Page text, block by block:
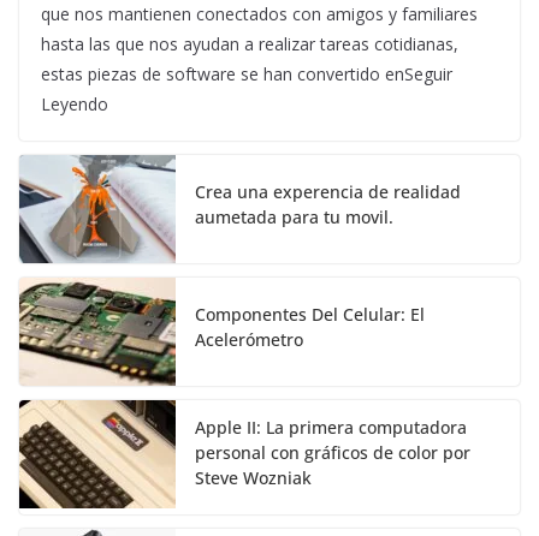
que nos mantienen conectados con amigos y familiares
hasta las que nos ayudan a realizar tareas cotidianas,
estas piezas de software se han convertido enSeguir
Leyendo
Crea una experencia de realidad
aumetada para tu movil.
Componentes Del Celular: El
Acelerómetro
Apple II: La primera computadora
personal con gráficos de color por
Steve Wozniak